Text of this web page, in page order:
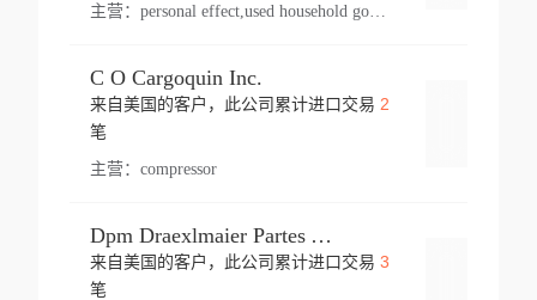
主营： personal effect,used household goods
C O Cargoquin Inc.
来自美国的客户，此公司累计进口交易 2
笔
主营： compressor
Dpm Draexlmaier Partes Automotrices Corr Ind Huejotzingo
来自美国的客户，此公司累计进口交易 3
笔